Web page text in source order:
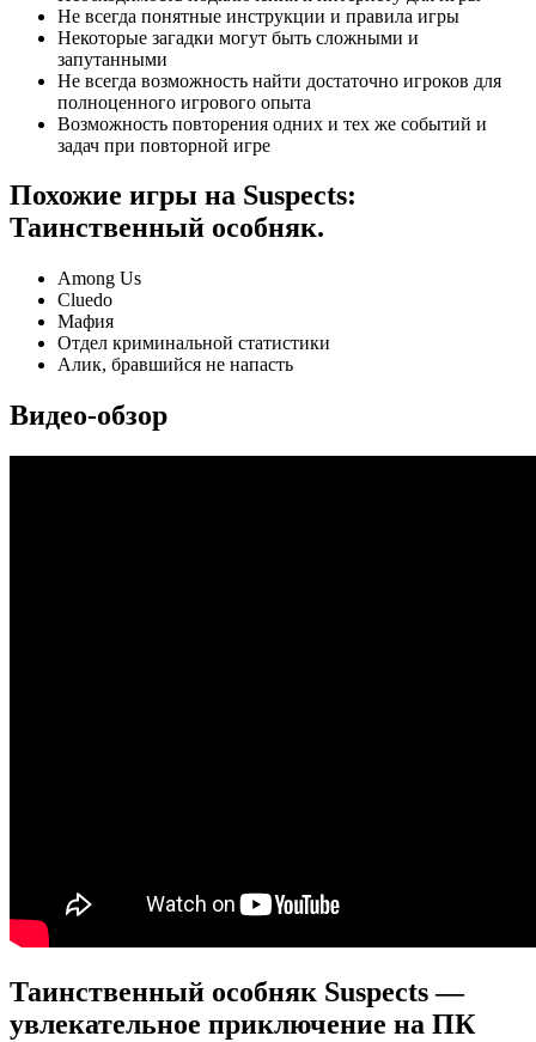
Не всегда понятные инструкции и правила игры
Некоторые загадки могут быть сложными и
запутанными
Не всегда возможность найти достаточно игроков для
полноценного игрового опыта
Возможность повторения одних и тех же событий и
задач при повторной игре
Похожие игры на Suspects:
Таинственный особняк.
Among Us
Cluedo
Мафия
Отдел криминальной статистики
Алик, бравшийся не напасть
Видео-обзор
Таинственный особняк Suspects —
увлекательное приключение на ПК